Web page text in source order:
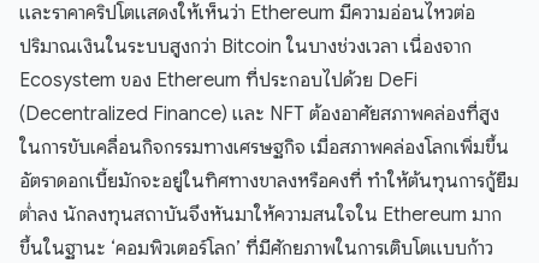
และราคาคริปโตแสดงให้เห็นว่า Ethereum มีความอ่อนไหวต่อ
ปริมาณเงินในระบบสูงกว่า Bitcoin ในบางช่วงเวลา เนื่องจาก
Ecosystem ของ Ethereum ที่ประกอบไปด้วย DeFi
(Decentralized Finance) และ NFT ต้องอาศัยสภาพคล่องที่สูง
ในการขับเคลื่อนกิจกรรมทางเศรษฐกิจ เมื่อสภาพคล่องโลกเพิ่มขึ้น
อัตราดอกเบี้ยมักจะอยู่ในทิศทางขาลงหรือคงที่ ทำให้ต้นทุนการกู้ยืม
ต่ำลง นักลงทุนสถาบันจึงหันมาให้ความสนใจใน Ethereum มาก
ขึ้นในฐานะ ‘คอมพิวเตอร์โลก’ ที่มีศักยภาพในการเติบโตแบบก้าว